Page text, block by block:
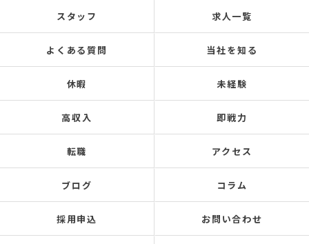
スタッフ 求人一覧
よくある質問 当社を知る
休暇 未経験
高収入 即戦力
転職 アクセス
ブログ コラム
採用申込 お問い合わせ